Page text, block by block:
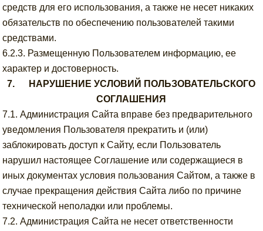
средств для его использования, а также не несет никаких
обязательств по обеспечению пользователей такими
средствами.
6.2.3. Размещенную Пользователем информацию, ее
характер и достоверность.
7. НАРУШЕНИЕ УСЛОВИЙ ПОЛЬЗОВАТЕЛЬСКОГО
СОГЛАШЕНИЯ
7.1. Администрация Сайта вправе без предварительного
уведомления Пользователя прекратить и (или)
заблокировать доступ к Сайту, если Пользователь
нарушил настоящее Соглашение или содержащиеся в
иных документах условия пользования Сайтом, а также в
случае прекращения действия Сайта либо по причине
технической неполадки или проблемы.
7.2. Администрация Сайта не несет ответственности